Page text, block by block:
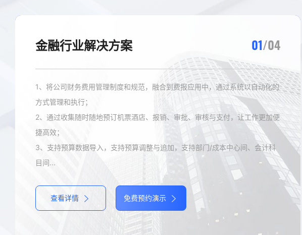
金融行业解决方案 01/04
1、将公司财务费用管理制度和规范，融合到费报应用中，通过系统以自动化的
方式管理和执行；
2、通过收集随时随地预订机票酒店、报销、审批、审核与支付，让工作更加便
捷高效；
3、支持预算数据导入，支持预算调整与追加，支持部门/成本中心间、会计科
目间...
查看详情 免费预约演示